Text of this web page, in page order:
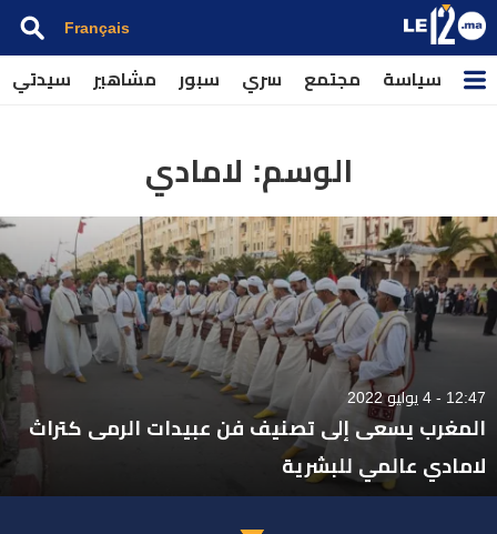
Français
سياسة مجتمع سري سبور مشاهير سيدتي
الوسم: لامادي
12:47 - 4 يوليو 2022
المغرب يسعى إلى تصنيف فن عبيدات الرمى كتراث
لامادي عالمي للبشرية